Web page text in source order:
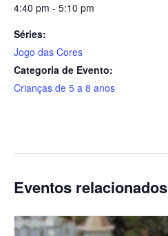
4:40 pm - 5:10 pm
Séries:
Jogo das Cores
Categoria de Evento:
Crianças de 5 a 8 anos
Eventos relacionados